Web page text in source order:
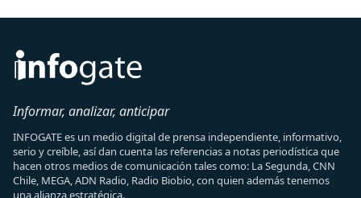
Informar, analizar, anticipar
INFOGATE es un medio digital de prensa independiente, informativo,
serio y creíble, así dan cuenta las referencias a notas periodística que
hacen otros medios de comunicación tales como: La Segunda, CNN
Chile, MEGA, ADN Radio, Radio Biobio, con quien además tenemos
una alianza estratégica.